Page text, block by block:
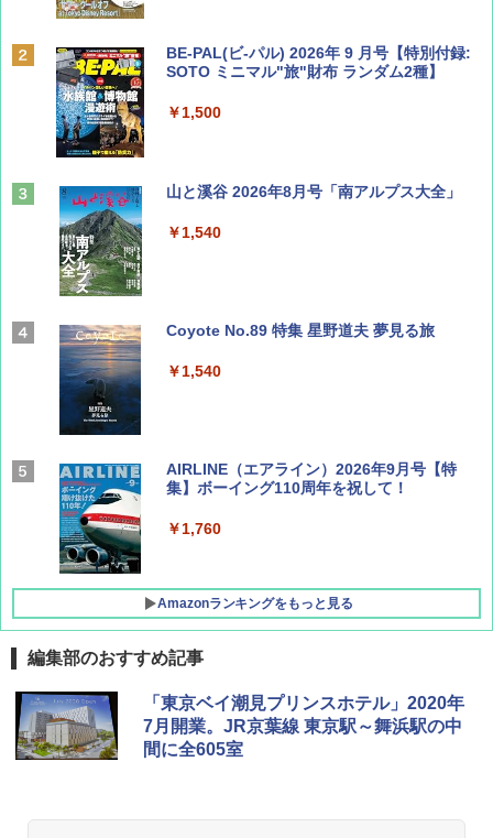
BE-PAL(ビ-パル) 2026年 9 月号【特別付録:
SOTO ミニマル"旅"財布 ランダム2種】
￥1,500
山と溪谷 2026年8月号「南アルプス大全」
￥1,540
Coyote No.89 特集 星野道夫 夢見る旅
￥1,540
AIRLINE（エアライン）2026年9月号【特
集】ボーイング110周年を祝して！
￥1,760
Amazonランキングをもっと見る
僕が見た未来【完全版】
￥0
[キャンパーズコレクション 山善] ポップアッ
プテント 傘みたいに広げて畳める パッとサ
ッとサンシェード キューブ フルクローズ メ
ッシュ 簡単設置 ワンタッチテント キャンプ
DEWEL パラソル 大型 ビーチ アウトドアパ
ラソル ガーデン サイトシート付 折りたたみ
防水 UVカット 4段階高さ調整 軽量 収納袋付
き
編集部のおすすめ記事
「東京ベイ潮見プリンスホテル」2020年
7月開業。JR京葉線 東京駅～舞浜駅の中
間に全605室